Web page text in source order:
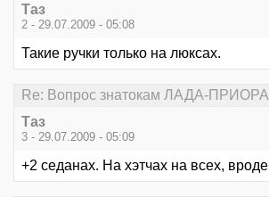
Таз
2 - 29.07.2009 - 05:08
Такие ручки только на люксах.
Re: Вопрос знатокам ЛАДА-ПРИОРА
Таз
3 - 29.07.2009 - 05:09
+2 седанах. На хэтчах на всех, вроде